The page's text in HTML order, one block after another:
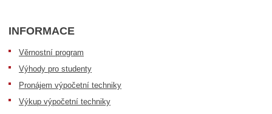
INFORMACE
Věrnostní program
Výhody pro studenty
Pronájem výpočetní techniky
Výkup výpočetní techniky